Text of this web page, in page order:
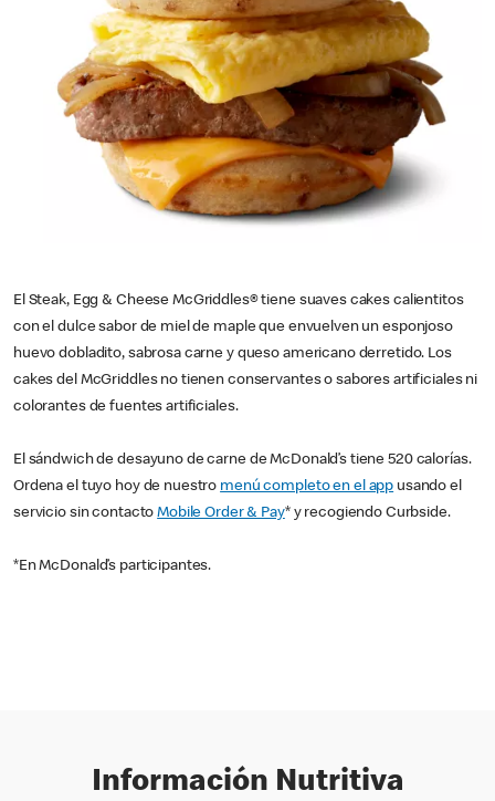
El Steak, Egg & Cheese McGriddles® tiene suaves cakes calientitos
con el dulce sabor de miel de maple que envuelven un esponjoso
huevo dobladito, sabrosa carne y queso americano derretido. Los
cakes del McGriddles no tienen conservantes o sabores artificiales ni
colorantes de fuentes artificiales.
El sándwich de desayuno de carne de McDonald’s tiene 520 calorías.
Ordena el tuyo hoy de nuestro menú completo en el app usando el
servicio sin contactoMobile Order & Pay* y recogiendo Curbside.
*En McDonald’s participantes.
Información Nutritiva